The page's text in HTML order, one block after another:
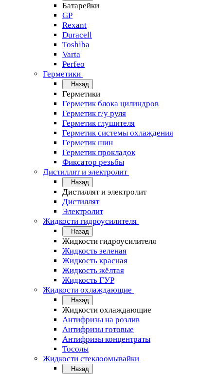
Батарейки
GP
Rexant
Duracell
Toshiba
Varta
Perfeo
Герметики
Назад
Герметики
Герметик блока цилиндров
Герметик г/у руля
Герметик глушителя
Герметик системы охлаждения
Герметик шин
Герметик прокладок
Фиксатор резьбы
Дистиллят и электролит
Назад
Дистиллят и электролит
Дистиллят
Электролит
Жидкости гидроусилителя
Назад
Жидкости гидроусилителя
Жидкость зеленая
Жидкость красная
Жидкость жёлтая
Жидкость ГУР
Жидкости охлаждающие
Назад
Жидкости охлаждающие
Антифризы на розлив
Антифризы готовые
Антифризы концентраты
Тосолы
Жидкости стеклоомывайки
Назад